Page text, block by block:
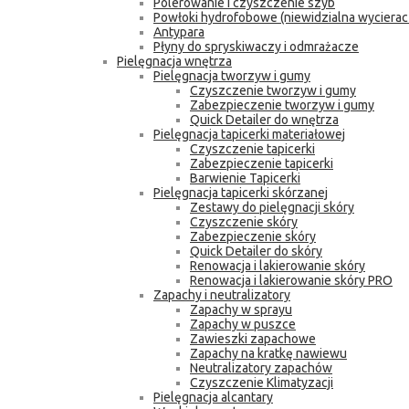
Powłoki hydrofobowe (niewidzialna
Antypara
Płyny do spryskiwaczy i odmrażacze
Pielęgnacja wnętrza
Pielęgnacja tworzyw i gumy
Czyszczenie tworzyw i gumy
Zabezpieczenie tworzyw i gumy
Quick Detailer do wnętrza
Pielęgnacja tapicerki materiałowej
Czyszczenie tapicerki
Zabezpieczenie tapicerki
Barwienie Tapicerki
Pielęgnacja tapicerki skórzanej
Zestawy do pielęgnacji skóry
Czyszczenie skóry
Zabezpieczenie skóry
Quick Detailer do skóry
Renowacja i lakierowanie skóry
Renowacja i lakierowanie skóry PRO
Zapachy i neutralizatory
Zapachy w sprayu
Zapachy w puszce
Zawieszki zapachowe
Zapachy na kratkę nawiewu
Neutralizatory zapachów
Czyszczenie Klimatyzacji
Pielęgnacja alcantary